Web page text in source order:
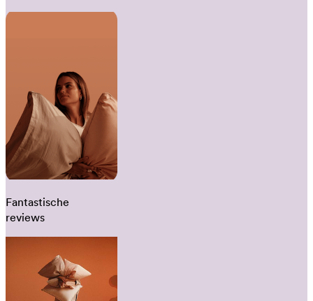
Fantastische
reviews